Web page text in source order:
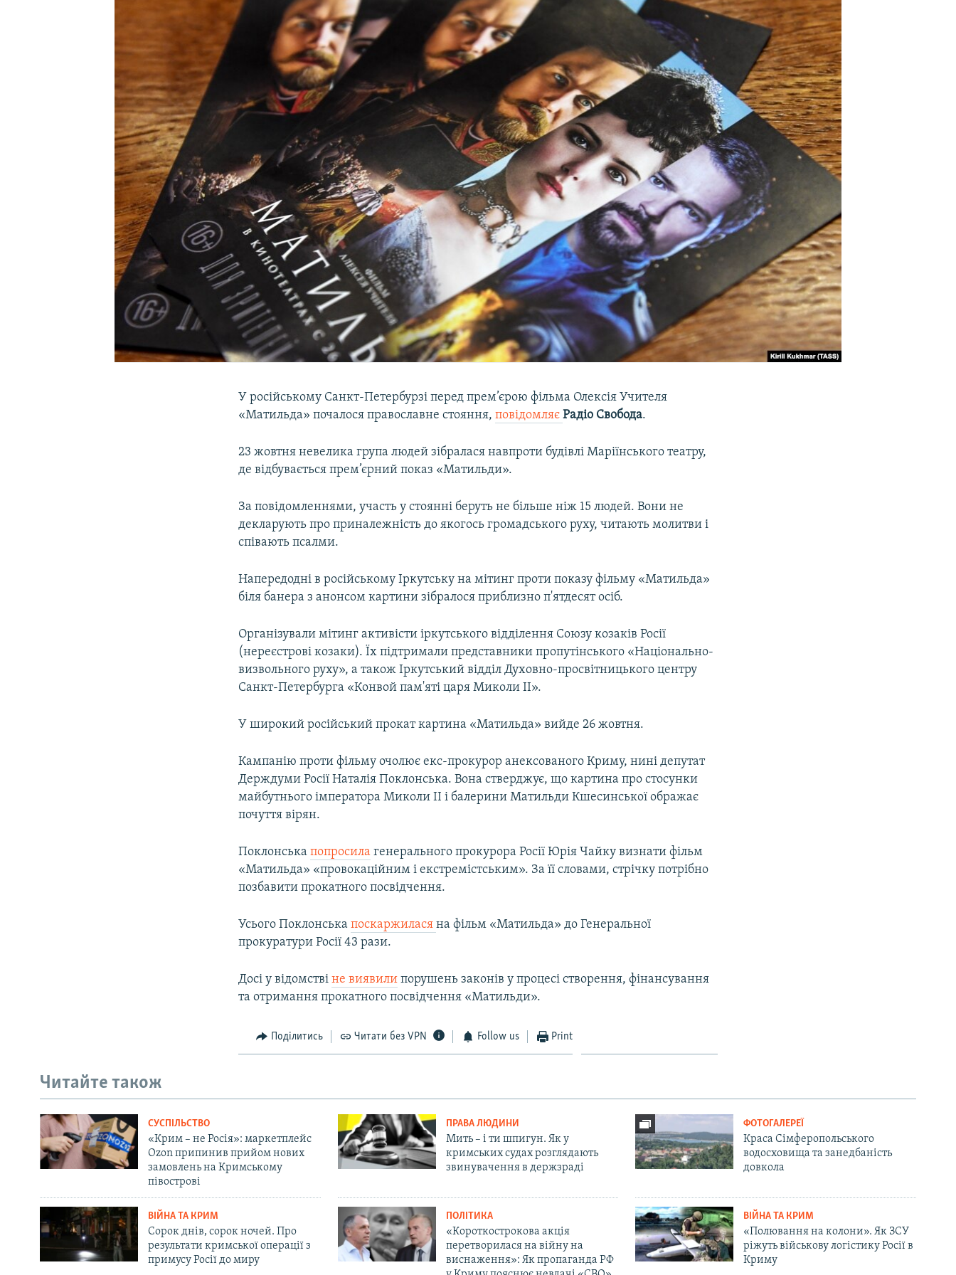
УКРАЇНСЬКА ПРОБЛЕМА КРИМУ
У російському Санкт-Петербурзі перед прем’єрою фільма Олексія Учителя
«Матильда» почалося православне стояння,повідомляєРадіо Свобода.
23 жовтня невелика група людей зібралася навпроти будівлі Маріїнського театру,
де відбувається прем’єрний показ «Матильди».
За повідомленнями, участь у стоянні беруть не більше ніж 15 людей. Вони не
декларують про приналежність до якогось громадського руху, читають молитви і
співають псалми.
Напередодні в російському Іркутську на мітинг проти показу фільму «Матильда»
біля банера з анонсом картини зібралося приблизно п'ятдесят осіб.
Організували мітинг активісти іркутського відділення Союзу козаків Росії
(нереєстрові козаки). Їх підтримали представники пропутінського «Національно-
визвольного руху», а також Іркутський відділ Духовно-просвітницького центру
Санкт-Петербурга «Конвой пам'яті царя Миколи II».
У широкий російський прокат картина «Матильда» вийде 26 жовтня.
Кампанію проти фільму очолює екс-прокурор анексованого Криму, нині депутат
Держдуми Росії Наталія Поклонська. Вона стверджує, що картина про стосунки
майбутнього імператора Миколи II і балерини Матильди Кшесинської ображає
почуття вірян.
Поклонськапопросила генерального прокурора Росії Юрія Чайку визнати фільм
«Матильда» «провокаційним і екстремістським». За її словами, стрічку потрібно
позбавити прокатного посвідчення.
Усього Поклонськапоскаржиласяна фільм «Матильда» до Генеральної
прокуратури Росії 43 рази.
Досі у відомствіне виявили порушень законів у процесі створення, фінансування
та отримання прокатного посвідчення «Матильди».
Поділитись Читати без VPN Follow us Print
Читайте також
СУСПІЛЬСТВО
«Крим – не Росія»: маркетплейс
Ozon припинив прийом нових
замовлень на Кримському
півострові
ПРАВА ЛЮДИНИ
Мить – і ти шпигун. Як у
кримських судах розглядають
звинувачення в держзраді
ФОТОГАЛЕРЕЇ
Краса Сімферопольського
водосховища та занедбаність
довкола
ВІЙНА ТА КРИМ
Сорок днів, сорок ночей. Про
результати кримської операції з
примусу Росії до миру
ПОЛІТИКА
«Короткострокова акція
перетворилася на війну на
виснаження»: Як пропаганда РФ
ВІЙНА ТА КРИМ
«Полювання на колони». Як ЗСУ
ріжуть військову логістику Росії в
Криму